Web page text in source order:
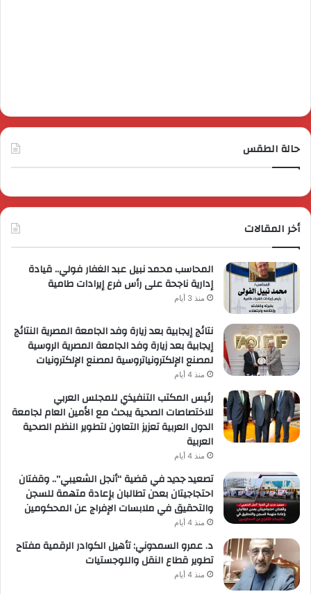
حالة الطقس
أخر المقالات
المحاسب محمد نبيل عبد الغفار فولي.. قيادة
إدارية ناجحة على رأس فرع إيرادات طامية
منذ 3 أيام
نتائج إيجابية بعد زيارة وفد الجامعة المصرية النتائج
إيجابية بعد زيارة وفد الجامعة المصرية الروسية
لمصنع الإلكترونياتروسية لمصنع الإلكترونيات
منذ 4 أيام
رئيس المكتب التنفيذي للمجلس العربي
للاختصاصات الصحية يبحث مع الأمين العام لجامعة
الدول العربية تعزيز التعاون لتطوير النظم الصحية
العربية
منذ 4 أيام
تصعيد جديد في قضية “أنجل الشعيبي”.. وقفتان
احتجاجيتان بعدن تطالبان بإعادة متهمة للسجن
والتحقيق في ملابسات الإفراج عن المحكومين
منذ 4 أيام
د. عمرو السمدوني: تأهيل الكوادر الرقمية مفتاح
تطوير قطاع النقل واللوجستيات
منذ 4 أيام